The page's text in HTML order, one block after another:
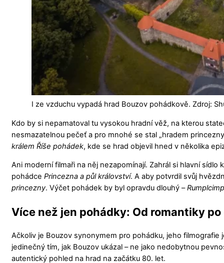
I ze vzduchu vypadá hrad Bouzov pohádkově. Zdroj:
Kdo by si nepamatoval tu vysokou hradní věž, na kterou
nesmazatelnou pečeť a pro mnohé se stal „hradem
králem Říše pohádek, kde se hrad objevil hned v několika
Ani moderní filmaři na něj nezapomínají. Zahrál si hlavní
pohádce Princezna a půl království. A aby potvrdil svůj
princezny. Výčet pohádek by byl opravdu dlouhý –
Více než jen pohádky: Od romantiky
Ačkoliv je Bouzov synonymem pro pohádku, jeho
jedinečný tím, jak Bouzov ukázal – ne jako nedobytnou
autentický pohled na hrad na začátku 80. let.